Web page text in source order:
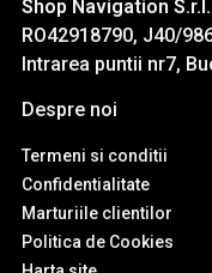
Shop Navigation S.r.l.
RO42918790, J40/
Intrarea puntii nr7,
Despre noi
Termeni si conditii
Confidentialitate
Marturiile clientilor
Politica de Cookies